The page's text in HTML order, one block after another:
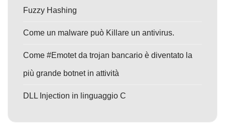
Fuzzy Hashing
Come un malware può Killare un antivirus.
Come #Emotet da trojan bancario è diventato la
più grande botnet in attività
DLL Injection in linguaggio C